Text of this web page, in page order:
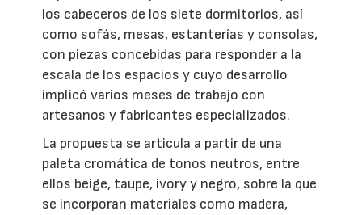
los cabeceros de los siete dormitorios, así
como sofás, mesas, estanterías y consolas,
con piezas concebidas para responder a la
escala de los espacios y cuyo desarrollo
implicó varios meses de trabajo con
artesanos y fabricantes especializados.
La propuesta se articula a partir de una
paleta cromática de tonos neutros, entre
ellos beige, taupe, ivory y negro, sobre la que
se incorporan materiales como madera,